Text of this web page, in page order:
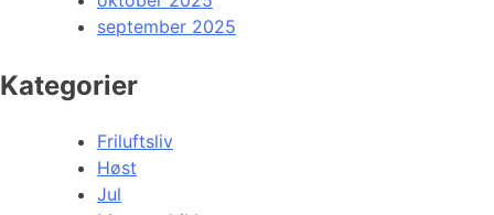
september 2025
Kategorier
Friluftsliv
Høst
Jul